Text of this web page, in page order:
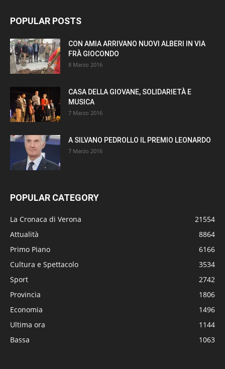
POPULAR POSTS
CON AMIA ARRIVANO NUOVI ALBERI IN VIA
FRÀ GIOCONDO
8 Marzo 2016
CASA DELLA GIOVANE, SOLIDARIETÀ E
MUSICA
7 Marzo 2016
A SILVANO PEDROLLO IL PREMIO LEONARDO
7 Marzo 2016
POPULAR CATEGORY
La Cronaca di Verona
21554
Attualità
8864
Primo Piano
6166
Cultura e Spettacolo
3534
Sport
2742
Provincia
1806
Economia
1496
Ultima ora
1144
Bassa
1063